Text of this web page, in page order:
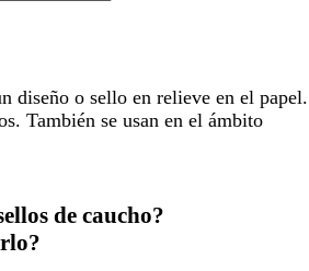
diseño o sello en relieve en el papel.
También se usan en el ámbito
de caucho?